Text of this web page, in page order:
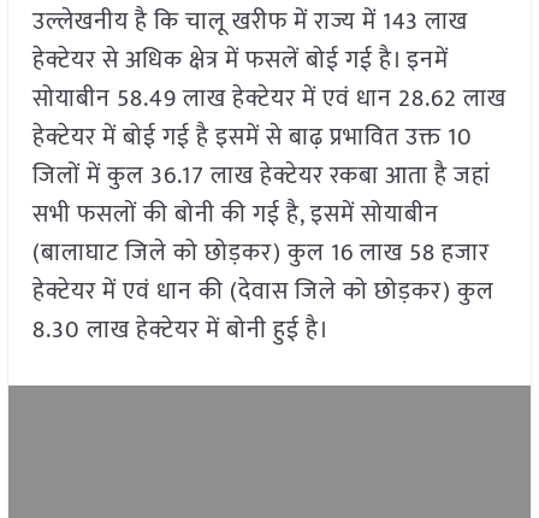
उल्लेखनीय है कि चालू खरीफ में राज्य में 143 लाख
हेक्टेयर से अधिक क्षेत्र में फसलें बोई गई है। इनमें
सोयाबीन 58.49 लाख हेक्टेयर में एवं धान 28.62 लाख
हेक्टेयर में बोई गई है इसमें से बाढ़ प्रभावित उक्त 10
जिलों में कुल 36.17 लाख हेक्टेयर रकबा आता है जहां
सभी फसलों की बोनी की गई है, इसमें सोयाबीन
(बालाघाट जिले को छोड़कर) कुल 16 लाख 58 हजार
हेक्टेयर में एवं धान की (देवास जिले को छोड़कर) कुल
8.30 लाख हेक्टेयर में बोनी हुई है।